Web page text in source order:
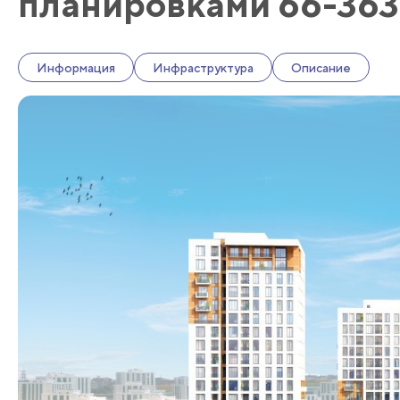
Информация Инфраструктура Описание